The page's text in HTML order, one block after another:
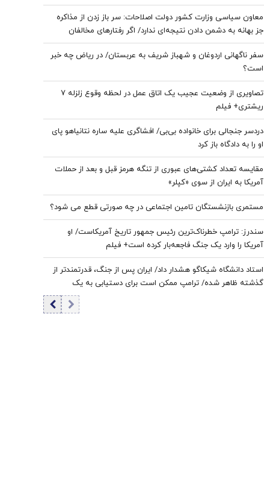
دفاع هوایی، متحدان عرب آمریکا را نگران کرده است
معاون سیاسی وزارت کشور دولت اصلاحات: سر باز زدن از مذاکره‌
جز بهانه به دشمن دادن نتیجه‌ای ندارد/ اگر رفتارهای مخالفان
مذاکره مهار نشود، کشور آسیب می‌بیند/ توهین به مسئولان
زمینه‌ساز طمع دشمنان است
سفر ناگهانی اردوغان و شهباز شریف به عربستان/ در ریاض چه خبر
است؟
تصاویری از وضعیت عجیب یک اتاق عمل در لحظه وقوع زلزله 7
ریشتری+ فیلم
دردسر جنجالی برای خانواده بی‌بی/ افشاگری علیه ساره نتانیاهو پای
او را به دادگاه باز کرد
مقایسه تعداد کشتی‌های عبوری از تنگه هرمز قبل و بعد از حملات
آمریکا به ایران از سوی «کپلر»
مستمری بازنشستگان تامین اجتماعی در چه صورتی قطع می شود؟
سندرز: ترامپ خطرناک‌ترین رئیس جمهور تاریخ آمریکاست/ او
آمریکا را وارد یک جنگ فاجعه‌بار کرده است+ فیلم
استاد دانشگاه شیکاگو هشدار داد/ ایران پس از جنگ، قدرتمندتر از
گذشته ظاهر شده/ ترامپ ممکن است برای دستیابی به یک
پیروزی نمادین پیش از انتخابات میان‌دوره‌ای کنگره، به عملیات